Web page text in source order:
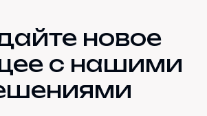
новое
с нашими